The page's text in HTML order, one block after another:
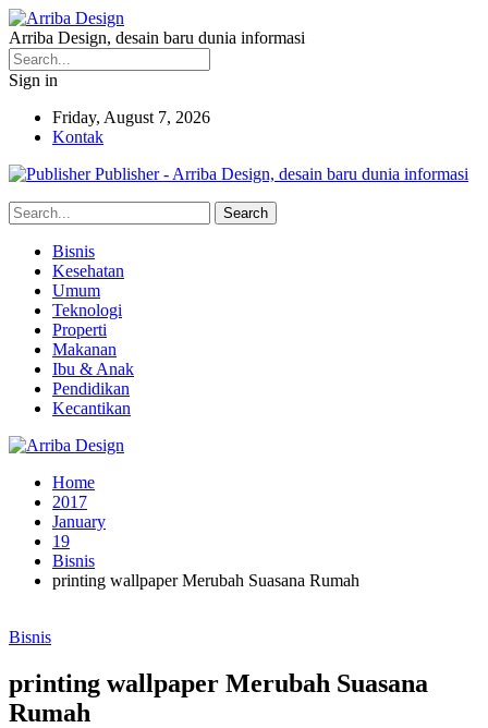
Arriba Design, desain baru dunia informasi
Sign in
Friday, August 7, 2026
Kontak
Publisher - Arriba Design, desain baru dunia informasi
Bisnis
Kesehatan
Umum
Teknologi
Properti
Makanan
Ibu & Anak
Pendidikan
Kecantikan
Home
2017
January
19
Bisnis
printing wallpaper Merubah Suasana Rumah
Bisnis
printing wallpaper Merubah Suasana
Rumah